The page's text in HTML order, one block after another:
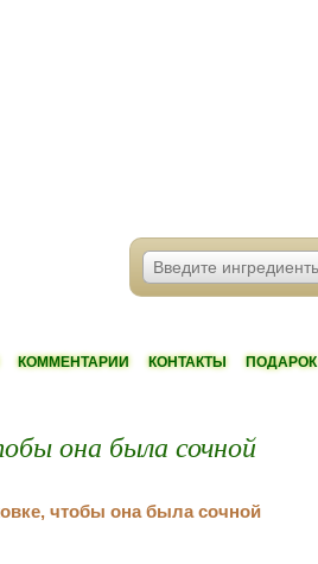
КОММЕНТАРИИ КОНТАКТЫ ПОДАРОК
она была сочной